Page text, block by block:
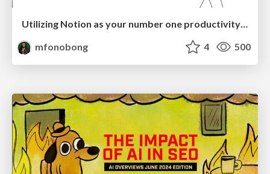
Utilizing Notion as your number one productivity tool
mfonobong
4 500